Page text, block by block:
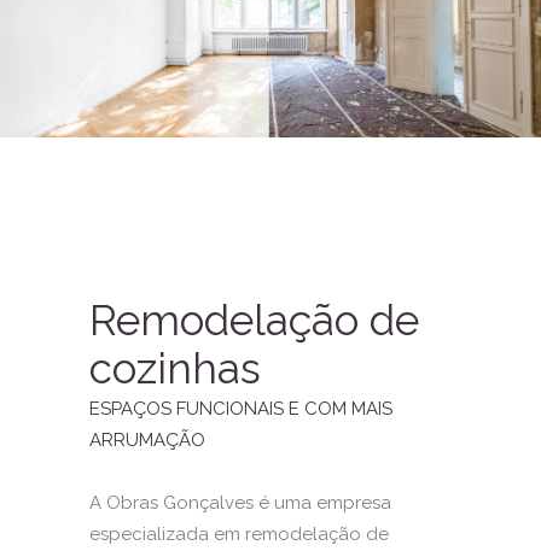
Remodelação de
cozinhas
ESPAÇOS FUNCIONAIS E COM MAIS
ARRUMAÇÃO
A Obras Gonçalves é uma empresa
especializada em remodelação de